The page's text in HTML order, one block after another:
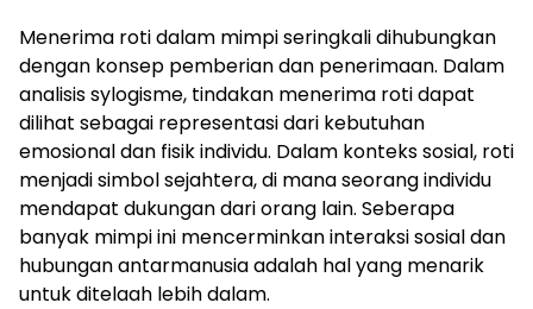
Menerima roti dalam mimpi seringkali dihubungkan
dengan konsep pemberian dan penerimaan. Dalam
analisis sylogisme, tindakan menerima roti dapat
dilihat sebagai representasi dari kebutuhan
emosional dan fisik individu. Dalam konteks sosial, roti
menjadi simbol sejahtera, di mana seorang individu
mendapat dukungan dari orang lain. Seberapa
banyak mimpi ini mencerminkan interaksi sosial dan
hubungan antarmanusia adalah hal yang menarik
untuk ditelaah lebih dalam.